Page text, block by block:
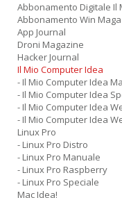
Abbonamento Digitale Il
Abbonamento Win
App Journal
Droni Magazine
Hacker Journal
Il Mio Computer Idea
- Il Mio Computer Idea
- Il Mio Computer Idea
- Il Mio Computer Idea
- Il Mio Computer Idea
Linux Pro
- Linux Pro Distro
- Linux Pro Manuale
- Linux Pro Raspberry
- Linux Pro Speciale
Mac Idea!